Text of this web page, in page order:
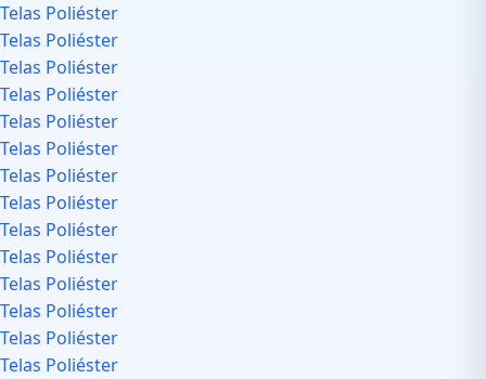
Telas Poliéster
Telas Poliéster
Telas Poliéster
Telas Poliéster
Telas Poliéster
Telas Poliéster
Telas Poliéster
Telas Poliéster
Telas Poliéster
Telas Poliéster
Telas Poliéster
Telas Poliéster
Telas Poliéster
Telas Poliéster